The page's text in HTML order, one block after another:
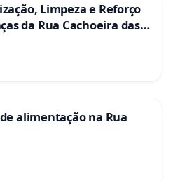
Limpeza e Reforço
da Rua Cachoeira das
alimentação na Rua